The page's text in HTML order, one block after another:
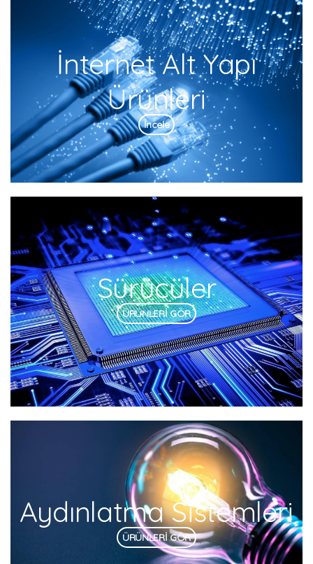
İnternet Alt Yapı
Ürünleri
İncele
Sürücüler
ÜRÜNLERİ GÖR
Aydınlatma Sistemleri
ÜRÜNLERİ GÖR